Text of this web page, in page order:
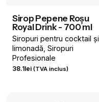
Sirop Pepene Roșu
Royal Drink - 700 ml
Siropuri pentru cocktail și
limonadă Siropuri
Profesionale
38.1lei (TVA inclus)